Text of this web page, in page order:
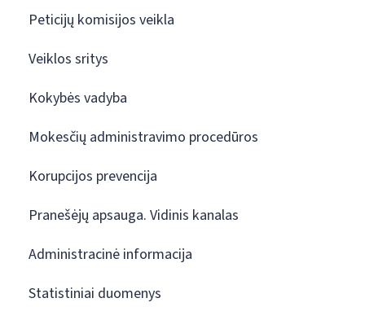
Peticijų komisijos veikla
Veiklos sritys
Kokybės vadyba
Mokesčių administravimo procedūros
Korupcijos prevencija
Pranešėjų apsauga. Vidinis kanalas
Administracinė informacija
Statistiniai duomenys